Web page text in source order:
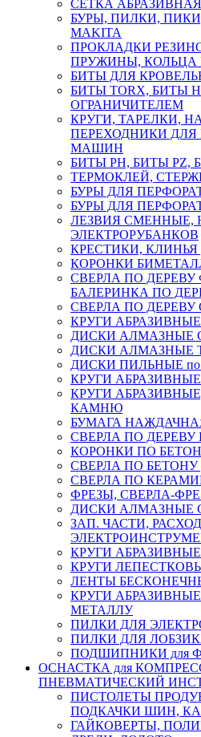
СЕТКА АБРАЗИВНАЯ
БУРЫ, ПИЛКИ,
MAKITA
ПРОКЛАДКИ
ПРУЖИНЫ, КОЛЬЦА
БИТЫ ДЛЯ
БИТЫ TORX, БИТЫ
ОГРАНИЧИТЕЛЕМ
КРУГИ, ТАРЕЛКИ,
ПЕРЕХОДНИКИ
МАШИН
БИТЫ PH, БИТЫ PZ,
ТЕРМОКЛЕЙ,
БУРЫ ДЛЯ
БУРЫ ДЛЯ
ЛЕЗВИЯ СМЕННЫЕ,
ЭЛЕКТРОРУБАНКОВ
КРЕСТИКИ,
КОРОНКИ
СВЕРЛА ПО ДЕРЕВУ
БАЛЕРИНКА ПО
СВЕРЛА ПО
КРУГИ
ДИСКИ АЛМАЗНЫЕ
ДИСКИ АЛМАЗНЫЕ
ДИСКИ ПИЛЬНЫЕ по
КРУГИ АБРАЗИВНЫЕ
КРУГИ
КАМНЮ
БУМАГА
СВЕРЛА ПО ДЕРЕВУ
КОРОНКИ ПО
СВЕРЛА ПО БЕТОНУ
СВЕРЛА ПО
ФРЕЗЫ, СВЕРЛА-
ДИСКИ АЛМАЗНЫЕ
ЗАП. ЧАСТИ,
КРУГИ АБРАЗИВНЫЕ
КРУГИ
ЛЕНТЫ
КРУГИ
МЕТАЛЛУ
ПИЛКИ ДЛЯ
ПИЛКИ ДЛЯ
ПОДШИПНИКИ для
ОСНАСТКА для
ПНЕВМАТИЧЕСКИЙ
ПИСТОЛЕТЫ
ПОДКАЧКИ ШИН,
ГАЙКОВЕРТЫ,